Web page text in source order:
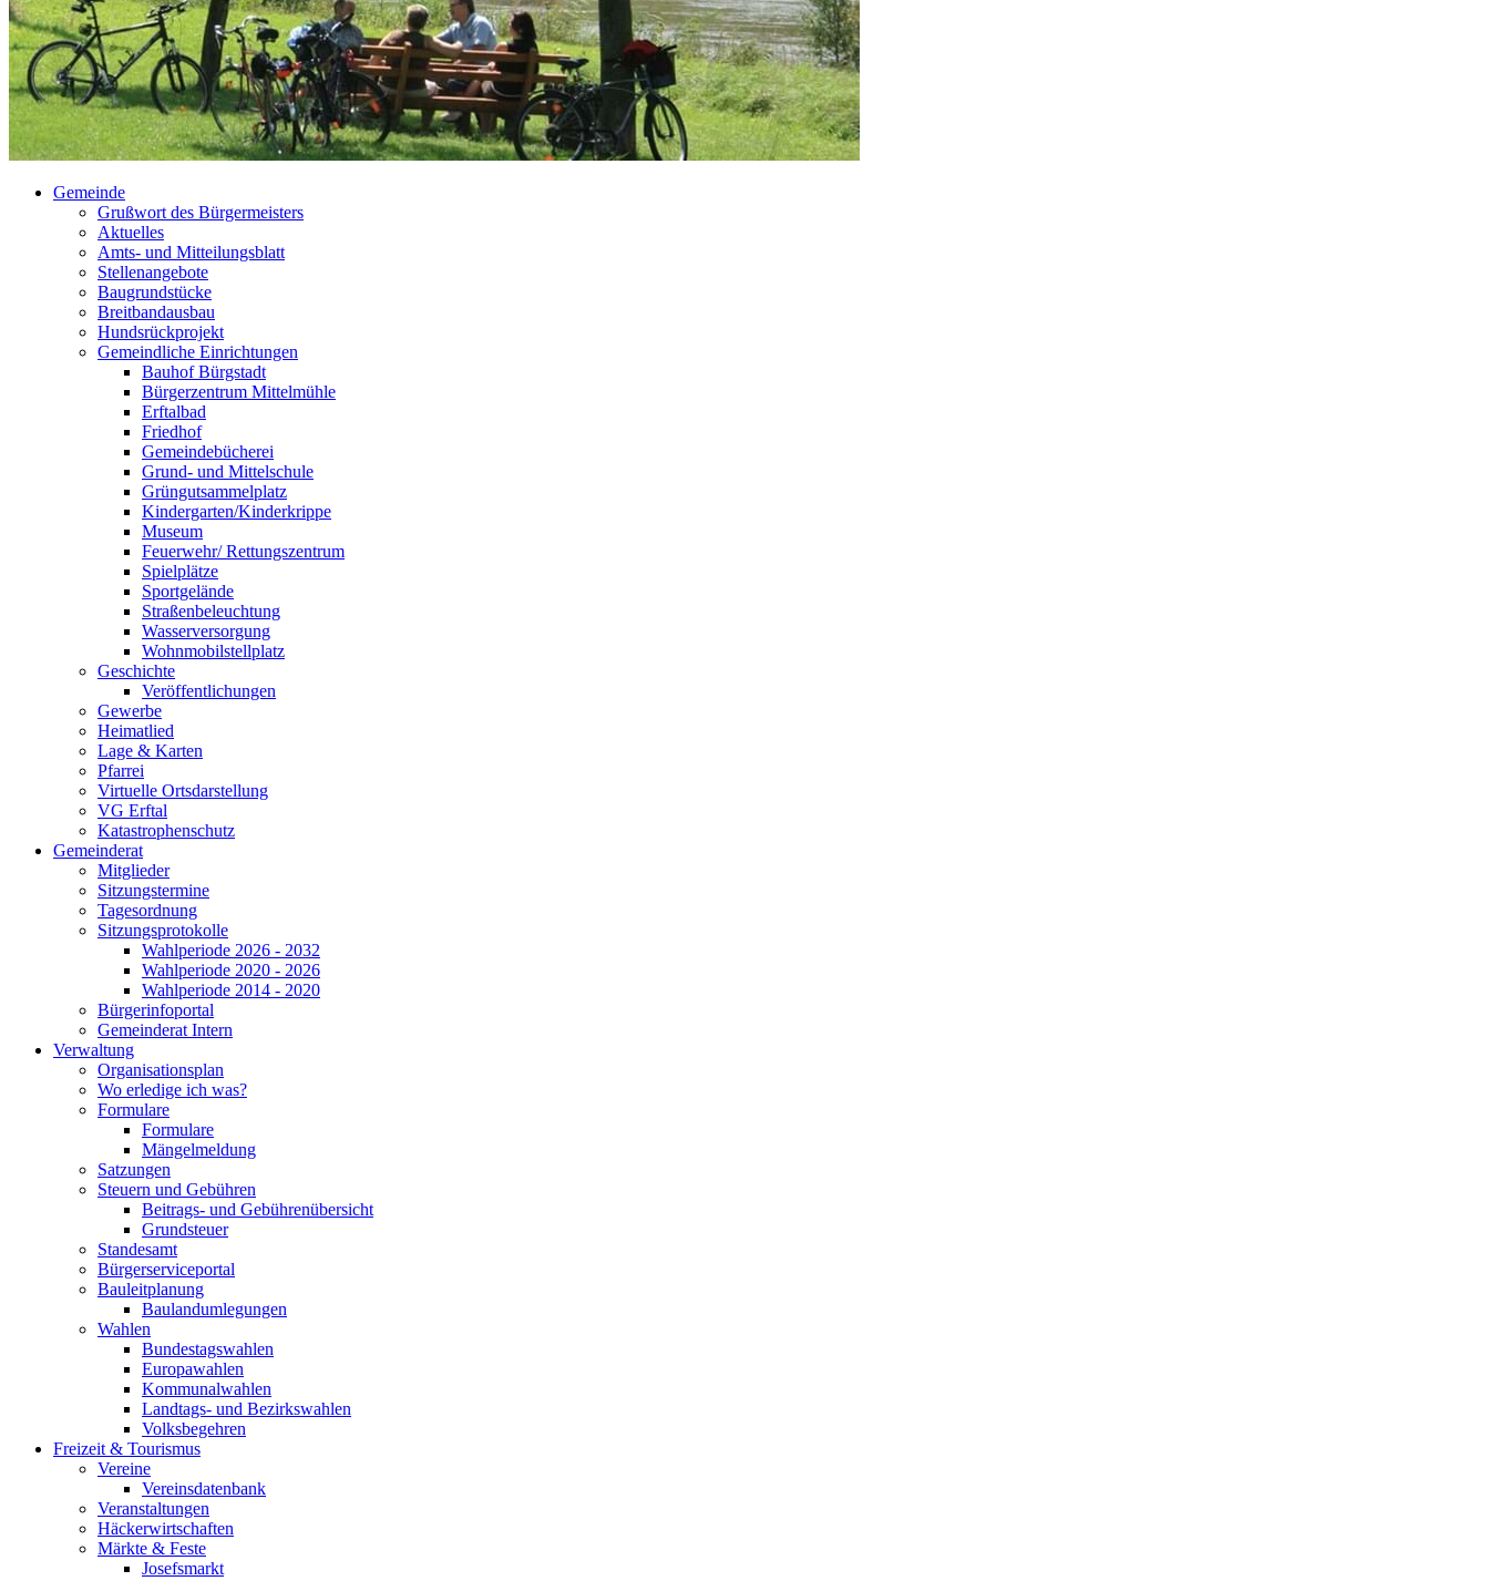
Gemeinde
Grußwort des Bürgermeisters
Aktuelles
Amts- und Mitteilungsblatt
Stellenangebote
Baugrundstücke
Breitbandausbau
Hundsrückprojekt
Gemeindliche Einrichtungen
Bauhof Bürgstadt
Bürgerzentrum Mittelmühle
Erftalbad
Friedhof
Gemeindebücherei
Grund- und Mittelschule
Grüngutsammelplatz
Kindergarten/Kinderkrippe
Museum
Feuerwehr/ Rettungszentrum
Spielplätze
Sportgelände
Straßenbeleuchtung
Wasserversorgung
Wohnmobilstellplatz
Geschichte
Veröffentlichungen
Gewerbe
Heimatlied
Lage & Karten
Pfarrei
Virtuelle Ortsdarstellung
VG Erftal
Katastrophenschutz
Gemeinderat
Mitglieder
Sitzungstermine
Tagesordnung
Sitzungsprotokolle
Wahlperiode 2026 - 2032
Wahlperiode 2020 - 2026
Wahlperiode 2014 - 2020
Bürgerinfoportal
Gemeinderat Intern
Verwaltung
Organisationsplan
Wo erledige ich was?
Formulare
Formulare
Mängelmeldung
Satzungen
Steuern und Gebühren
Beitrags- und Gebührenübersicht
Grundsteuer
Standesamt
Bürgerserviceportal
Bauleitplanung
Baulandumlegungen
Wahlen
Bundestagswahlen
Europawahlen
Kommunalwahlen
Landtags- und Bezirkswahlen
Volksbegehren
Freizeit & Tourismus
Vereine
Vereinsdatenbank
Veranstaltungen
Häckerwirtschaften
Märkte & Feste
Josefsmarkt